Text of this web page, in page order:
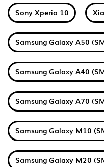
Sony Xperia 10
Samsung Galaxy A50
Samsung Galaxy A40
Samsung Galaxy A70
Samsung Galaxy M10
Samsung Galaxy M20